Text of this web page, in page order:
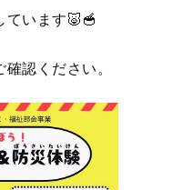
ています🐷🥣
認ください。